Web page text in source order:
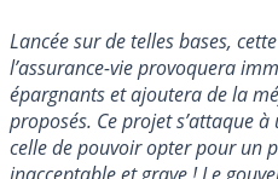
Lancée sur de telles bases,
l’assurance-vie provoquera
épargnants et ajoutera de la
proposés. Ce projet s’attaque
celle de pouvoir opter pour un